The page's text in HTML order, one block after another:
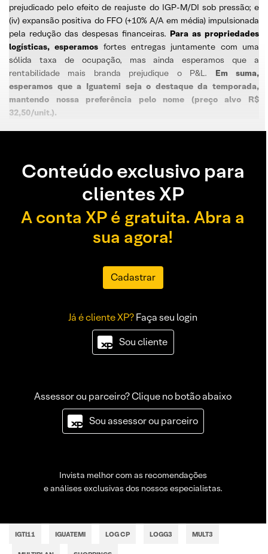
prejudicado pelo efeito de reajuste do IGP-M/DI sob pressão; e
(iv) expansão positiva do FFO (+10% A/A em média) impulsionada
pela redução das despesas financeiras. Para as propriedades
logísticas, esperamos fortes entregas juntamente com uma
sólida taxa de ocupação, mas ainda esperamos que a
rentabilidade mais branda prejudique o P&L. Em suma,
esperamos que a Iguatemi seja o destaque da temporada,
mantendo nossa preferência pelo nome (preço alvo R$
32,50/unit.).
Conteúdo exclusivo para
clientes XP
A conta XP é gratuita. Abra a
sua agora!
Cadastrar
Já é cliente XP?Faça seu login
Sou cliente
Assessor ou parceiro? Clique no botão abaixo
Sou assessor ou parceiro
Invista melhor com as recomendações
e análises exclusivas dos nossos especialistas.
IGTI11 IGUATEMI LOG CP LOGG3 MULT3